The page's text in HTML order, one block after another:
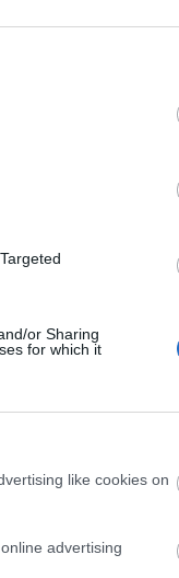
or Sharing
for which it
like cookies on
advertising